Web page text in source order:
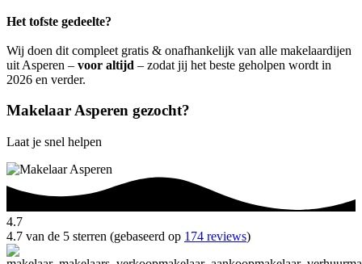
Het tofste gedeelte?
Wij doen dit compleet gratis & onafhankelijk van alle makelaardijen
uit Asperen – voor altijd – zodat jij het beste geholpen wordt in
2026 en verder.
Makelaar Asperen gezocht?
Laat je snel helpen
4.7
4.7 van de 5 sterren (gebaseerd op 174 reviews)